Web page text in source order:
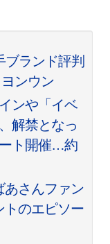
ブランド評判
ンウン
ンや「イベ
解禁となっ
ト開催…約
あさんファン
のエピソー